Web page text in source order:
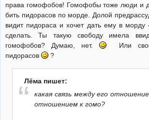
права гомофобов! Гомофобы тоже люди и
бить пидорасов по морде. Долой
видит пидораса и хочет дать ему в морду
сделать. Ты такую свободу имела
гомофобов? Думаю, нет.
Или
пидорасов
?
Лёма пишет:
какая связь между его
отношением к гомо?